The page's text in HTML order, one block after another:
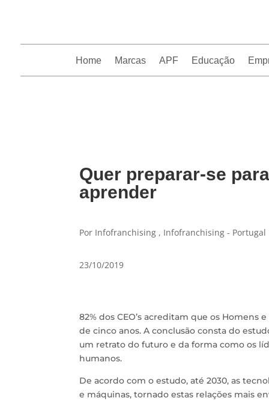
Home Marcas APF Educação
Quer preparar-se
aprender
Por Infofranchising , Infofranchising - Portugal
23/10/2019
82% dos CEO’s acreditam que os
de cinco anos. A conclusão consta do
um retrato do futuro e da forma como os
humanos.
De acordo com o estudo, até 2030, as
e máquinas, tornado estas relações mais